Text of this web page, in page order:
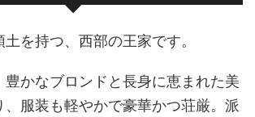
を持つ、西部の王家です。
豊かなブロンドと長身に恵まれた美
、服装も軽やかで豪華かつ荘厳。派